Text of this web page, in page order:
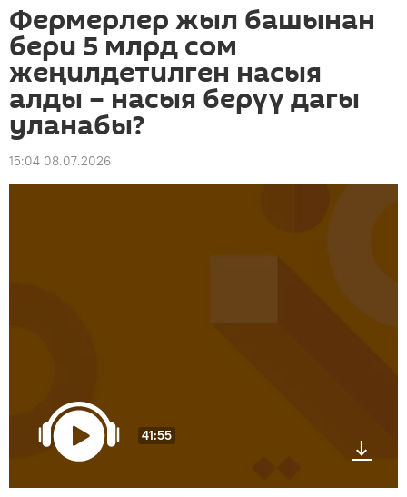
Фермерлер жыл башынан
бери 5 млрд сом
жеңилдетилген насыя
алды – насыя берүү дагы
уланабы?
15:04 08.07.2026
41:55